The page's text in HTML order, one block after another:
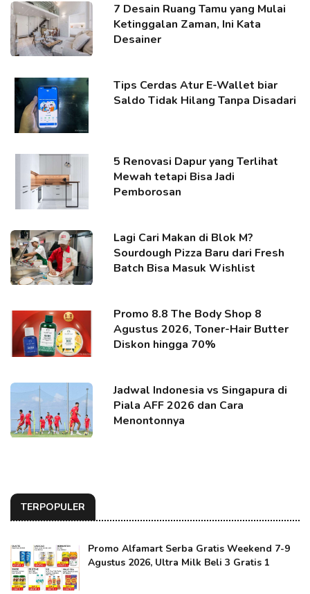
7 Desain Ruang Tamu yang Mulai
Ketinggalan Zaman, Ini Kata
Desainer
Tips Cerdas Atur E-Wallet biar
Saldo Tidak Hilang Tanpa Disadari
5 Renovasi Dapur yang Terlihat
Mewah tetapi Bisa Jadi
Pemborosan
Lagi Cari Makan di Blok M?
Sourdough Pizza Baru dari Fresh
Batch Bisa Masuk Wishlist
Promo 8.8 The Body Shop 8
Agustus 2026, Toner-Hair Butter
Diskon hingga 70%
Jadwal Indonesia vs Singapura di
Piala AFF 2026 dan Cara
Menontonnya
TERPOPULER
Promo Alfamart Serba Gratis Weekend 7-9
Agustus 2026, Ultra Milk Beli 3 Gratis 1